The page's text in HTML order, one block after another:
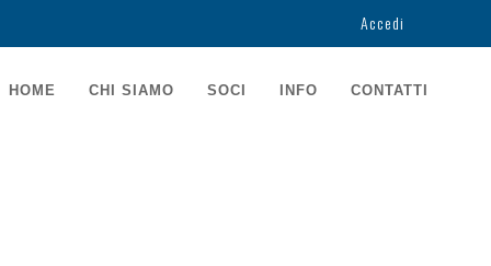
USER
ACCOUNT
Accedi
HOME CHI SIAMO SOCI INFO CONTATTI